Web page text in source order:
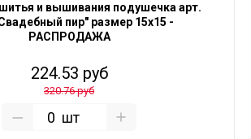
и вышивания подушечка арт.
пир" размер 15х15 -
РАСПРОДАЖА
224.53 руб
320.76 руб
шт